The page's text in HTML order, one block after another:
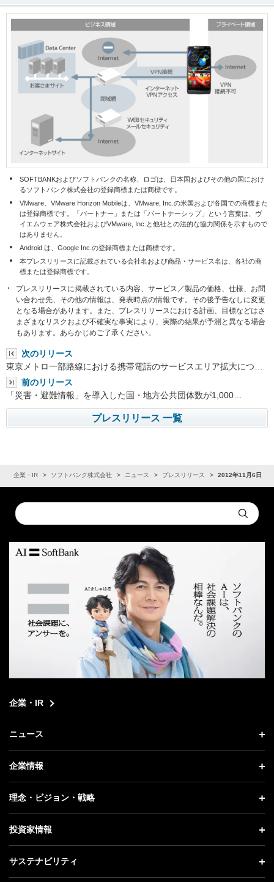
SOFTBANKおよびソフトバンクの名称、ロゴは、日本国およびその他の国におけ
るソフトバンク株式会社の登録商標または商標です。
VMware、VMware Horizon Mobileは、VMware, Inc.の米国および各国での商標また
は登録商標です。「パートナー」または「パートナーシップ」という言葉は、ヴ
イエムウェア株式会社およびVMware, Inc.と他社との法的な協力関係を示すもので
はありません。
Android は、Google Inc.の登録商標または商標です。
本プレスリリースに記載されている会社名および商品・サービス名は、各社の商
標または登録商標です。
プレスリリースに掲載されている内容、サービス／製品の価格、仕様、お問
い合わせ先、その他の情報は、発表時点の情報です。その後予告なしに変更
となる場合があります。また、プレスリリースにおける計画、目標などはさ
まざまなリスクおよび不確実な事実により、実際の結果が予測と異なる場合
もあります。あらかじめご了承ください。
次のリリース
東京メトロ一部路線における携帯電話のサービスエリア拡大につ…
前のリリース
「災害・避難情報」を導入した国・地方公共団体数が1,000…
プレスリリース 一覧
企業・IR ソフトバンク株式会社 ニュース プレスリリース 2012年11月6日
Conduct
a
Submit
企業・IR
ニュース
ニュース トップ
プレスリリース
更新情報
記者説明会
企業情報
企業情報 トップ
社長メッセージ
事業紹介
理念・ビジョン・戦略
理念・ビジョン・戦略 トップ
成長戦略「Activate AI for Society」
投資家情報
投資家情報 トップ
サステナビリティ